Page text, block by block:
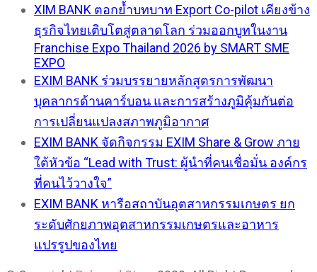
XIM BANK ตอกย้ำบทบาท Export Co-pilot เคียงข้าง
ธุรกิจไทยเติบโตสู่ตลาดโลก ร่วมออกบูทในงาน
Franchise Expo Thailand 2026 by SMART SME
EXPO
EXIM BANK ร่วมบรรยายหลักสูตรการพัฒนา
บุคลากรด้านคาร์บอน และการสร้างภูมิคุ้มกันต่อ
การเปลี่ยนแปลงสภาพภูมิอากาศ
EXIM BANK จัดกิจกรรม EXIM Share & Grow ภาย
ใต้หัวข้อ “Lead with Trust: ผู้นำที่คนเชื่อมั่น องค์กร
ที่คนไว้วางใจ”
EXIM BANK หารือสถาบันอุตสาหกรรมเกษตร ยก
ระดับศักยภาพอุตสาหกรรมเกษตรและอาหาร
แปรรูปของไทย